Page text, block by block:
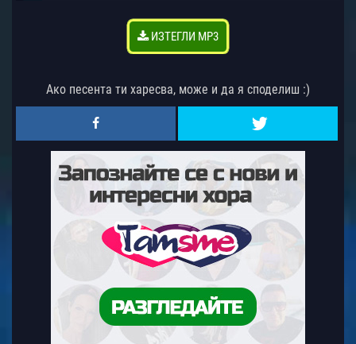
ИЗТЕГЛИ MP3
Ако песента ти харесва, може и да я споделиш :)